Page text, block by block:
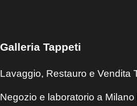
Galleria Tappeti
Lavaggio, Restauro e Vendita
Negozio e laboratorio a